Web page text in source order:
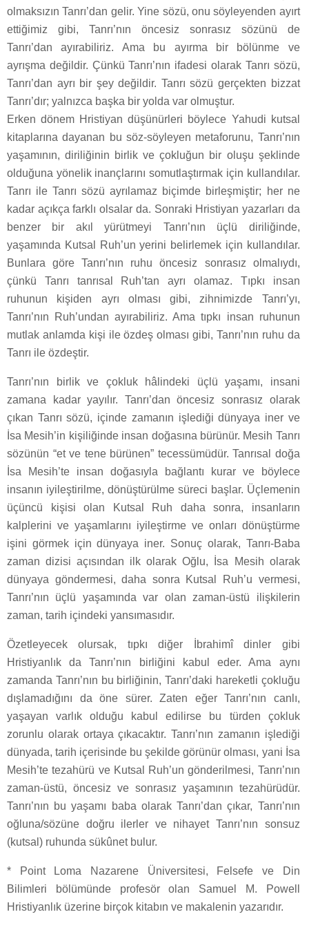
olmaksızın Tanrı’dan gelir. Yine sözü, onu söyleyenden ayırt
ettiğimiz gibi, Tanrı’nın öncesiz sonrasız sözünü de
Tanrı’dan ayırabiliriz. Ama bu ayırma bir bölünme ve
ayrışma değildir. Çünkü Tanrı’nın ifadesi olarak Tanrı sözü,
Tanrı’dan ayrı bir şey değildir. Tanrı sözü gerçekten bizzat
Tanrı’dır; yalnızca başka bir yolda var olmuştur.
Erken dönem Hristiyan düşünürleri böylece Yahudi kutsal
kitaplarına dayanan bu söz-söyleyen metaforunu, Tanrı’nın
yaşamının, diriliğinin birlik ve çokluğun bir oluşu şeklinde
olduğuna yönelik inançlarını somutlaştırmak için kullandılar.
Tanrı ile Tanrı sözü ayrılamaz biçimde birleşmiştir; her ne
kadar açıkça farklı olsalar da. Sonraki Hristiyan yazarları da
benzer bir akıl yürütmeyi Tanrı’nın üçlü diriliğinde,
yaşamında Kutsal Ruh’un yerini belirlemek için kullandılar.
Bunlara göre Tanrı’nın ruhu öncesiz sonrasız olmalıydı,
çünkü Tanrı tanrısal Ruh’tan ayrı olamaz. Tıpkı insan
ruhunun kişiden ayrı olması gibi, zihnimizde Tanrı’yı,
Tanrı’nın Ruh’undan ayırabiliriz. Ama tıpkı insan ruhunun
mutlak anlamda kişi ile özdeş olması gibi, Tanrı’nın ruhu da
Tanrı ile özdeştir.
Tanrı’nın birlik ve çokluk hâlindeki üçlü yaşamı, insani
zamana kadar yayılır. Tanrı’dan öncesiz sonrasız olarak
çıkan Tanrı sözü, içinde zamanın işlediği dünyaya iner ve
İsa Mesih’in kişiliğinde insan doğasına bürünür. Mesih Tanrı
sözünün “et ve tene bürünen” tecessümüdür. Tanrısal doğa
İsa Mesih’te insan doğasıyla bağlantı kurar ve böylece
insanın iyileştirilme, dönüştürülme süreci başlar. Üçlemenin
üçüncü kişisi olan Kutsal Ruh daha sonra, insanların
kalplerini ve yaşamlarını iyileştirme ve onları dönüştürme
işini görmek için dünyaya iner. Sonuç olarak, Tanrı-Baba
zaman dizisi açısından ilk olarak Oğlu, İsa Mesih olarak
dünyaya göndermesi, daha sonra Kutsal Ruh’u vermesi,
Tanrı’nın üçlü yaşamında var olan zaman-üstü ilişkilerin
zaman, tarih içindeki yansımasıdır.
Özetleyecek olursak, tıpkı diğer İbrahimî dinler gibi
Hristiyanlık da Tanrı’nın birliğini kabul eder. Ama aynı
zamanda Tanrı’nın bu birliğinin, Tanrı’daki hareketli çokluğu
dışlamadığını da öne sürer. Zaten eğer Tanrı’nın canlı,
yaşayan varlık olduğu kabul edilirse bu türden çokluk
zorunlu olarak ortaya çıkacaktır. Tanrı’nın zamanın işlediği
dünyada, tarih içerisinde bu şekilde görünür olması, yani İsa
Mesih’te tezahürü ve Kutsal Ruh’un gönderilmesi, Tanrı’nın
zaman-üstü, öncesiz ve sonrasız yaşamının tezahürüdür.
Tanrı’nın bu yaşamı baba olarak Tanrı’dan çıkar, Tanrı’nın
oğluna/sözüne doğru ilerler ve nihayet Tanrı’nın sonsuz
(kutsal) ruhunda sükûnet bulur.
* Point Loma Nazarene Üniversitesi, Felsefe ve Din
Bilimleri bölümünde profesör olan Samuel M. Powell
Hristiyanlık üzerine birçok kitabın ve makalenin yazarıdır.